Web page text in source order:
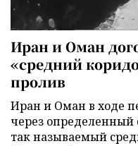
Иран и Оман
«средний
пролив
Иран и Оман в ходе
через определенный
так называемый